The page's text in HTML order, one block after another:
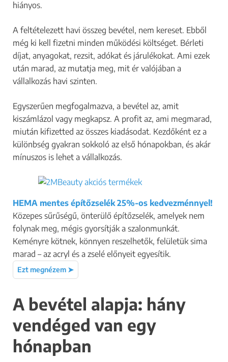
hiányos.
A feltételezett havi összeg bevétel, nem kereset. Ebből
még ki kell fizetni minden működési költséget. Bérleti
díjat, anyagokat, rezsit, adókat és járulékokat. Ami ezek
után marad, az mutatja meg, mit ér valójában a
vállalkozás havi szinten.
Egyszerűen megfogalmazva, a bevétel az, amit
kiszámlázol vagy megkapsz. A profit az, ami megmarad,
miután kifizetted az összes kiadásodat. Kezdőként ez a
különbség gyakran sokkoló az első hónapokban, és akár
mínuszos is lehet a vállalkozás.
HEMA mentes építőzselék 25%-os kedvezménnyel!
Közepes sűrűségű, önterülő építőzselék, amelyek nem
folynak meg, mégis gyorsítják a szalonmunkát.
Keményre kötnek, könnyen reszelhetők, felületük sima
marad – az acryl és a zselé előnyeit egyesítik.
Ezt megnézem ➤
A bevétel alapja: hány
vendéged van egy
hónapban